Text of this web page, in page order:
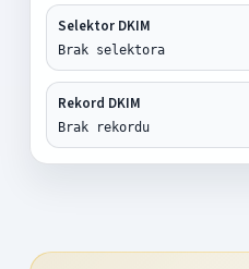
Selektor DKIM
Brak selektora
Rekord DKIM
Brak rekordu